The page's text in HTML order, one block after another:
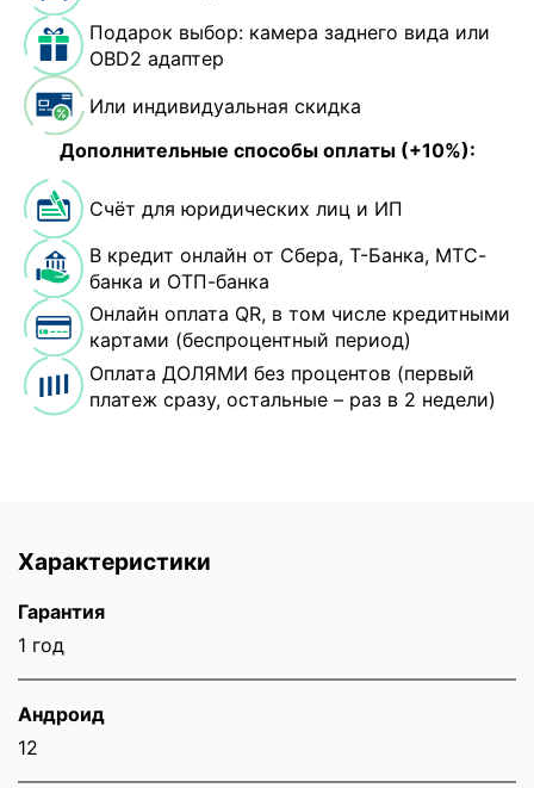
Подарок выбор: камера заднего вида или
OBD2 адаптер
Или индивидуальная скидка
Дополнительные способы оплаты (+10%):
Счёт для юридических лиц и ИП
В кредит онлайн от Сбера, Т-Банка, МТС-
банка и ОТП-банка
Онлайн оплата QR, в том числе кредитными
картами (беспроцентный период)
Оплата ДОЛЯМИ без процентов (первый
платеж сразу, остальные – раз в 2 недели)
Характеристики
Гарантия
1 год
Андроид
12